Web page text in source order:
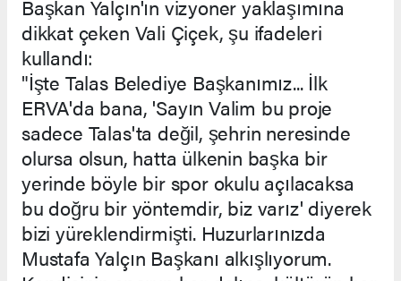
Başkan Yalçın'ın vizyoner yaklaşımına
dikkat çeken Vali Çiçek, şu ifadeleri
kullandı:
"İşte Talas Belediye Başkanımız... İlk
ERVA'da bana, 'Sayın Valim bu proje
sadece Talas'ta değil, şehrin neresinde
olursa olsun, hatta ülkenin başka bir
yerinde böyle bir spor okulu açılacaksa
bu doğru bir yöntemdir, biz varız' diyerek
bizi yüreklendirmişti. Huzurlarınızda
Mustafa Yalçın Başkanı alkışlıyorum.